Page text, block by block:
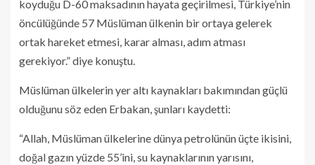
koyduğu D-60 maksadının hayata geçirilmesi, Türkiye’nin
öncülüğünde 57 Müslüman ülkenin bir ortaya gelerek
ortak hareket etmesi, karar alması, adım atması
gerekiyor.” diye konuştu.
Müslüman ülkelerin yer altı kaynakları bakımından güçlü
olduğunu söz eden Erbakan, şunları kaydetti:
“Allah, Müslüman ülkelerine dünya petrolünün üçte ikisini,
doğal gazın yüzde 55’ini, su kaynaklarının yarısını,